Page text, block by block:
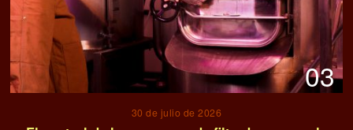
03
30 de julio de 2026